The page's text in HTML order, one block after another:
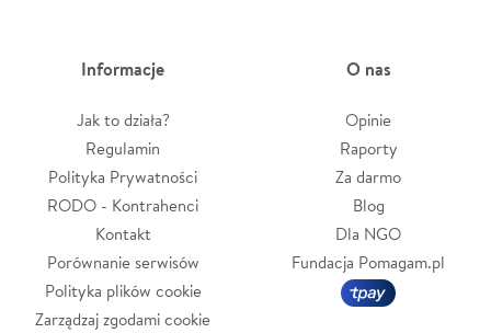
Informacje
Jak to działa?
Regulamin
Polityka Prywatności
RODO - Kontrahenci
Kontakt
Porównanie serwisów
Polityka plików cookie
Zarządzaj zgodami cookie
O nas
Opinie
Raporty
Za darmo
Blog
Dla NGO
Fundacja Pomagam.pl